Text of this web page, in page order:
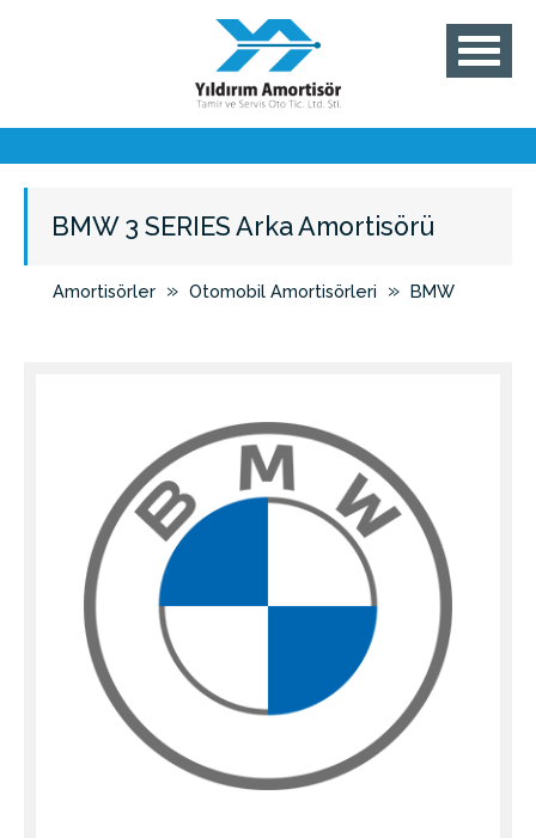
BMW 3 SERIES Arka Amortisörü
Amortisörler » Otomobil Amortisörleri » BMW